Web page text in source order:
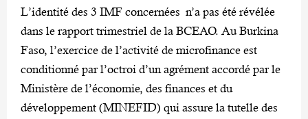
L’identité des 3 IMF concernées n’a pas été révélée
dans le rapport trimestriel de la BCEAO. Au Burkina
Faso, l’exercice de l’activité de microfinance est
conditionné par l’octroi d’un agrément accordé par le
Ministère de l’économie, des finances et du
développement (MINEFID) qui assure la tutelle des